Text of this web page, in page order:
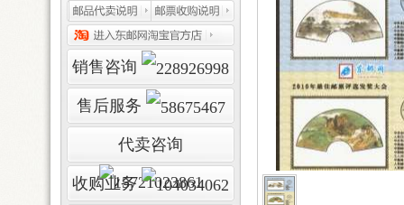
销售咨询
售后服务
代卖咨询
收购业务